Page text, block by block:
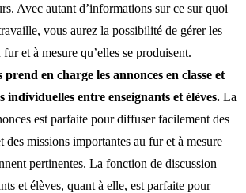
Avec autant d’informations sur ce sur quoi
vous aurez la possibilité de gérer les
et à mesure qu’elles se produisent.
en charge les annonces en classe et
individuelles entre enseignants et élèves. La
est parfaite pour diffuser facilement des
des missions importantes au fur et à mesure
pertinentes. La fonction de discussion
et élèves, quant à elle, est parfaite pour